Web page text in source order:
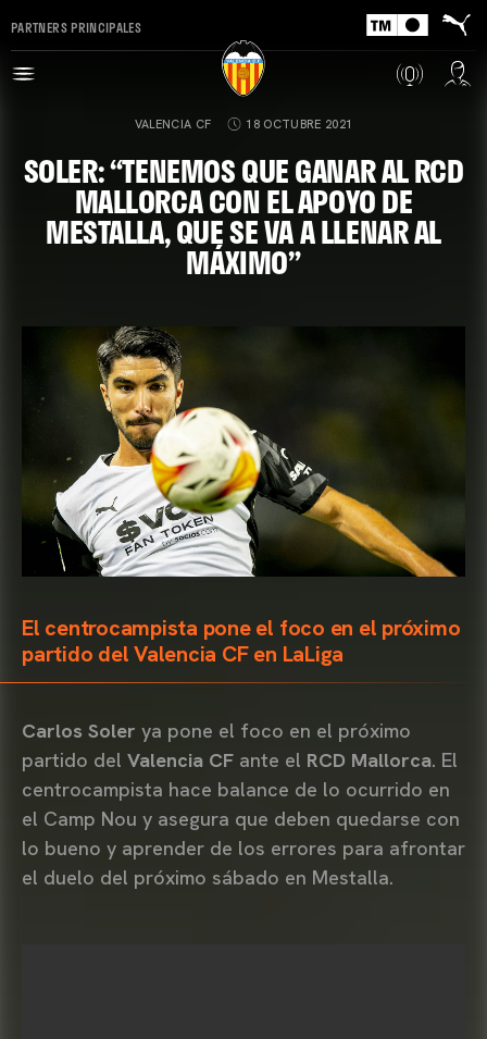
PARTNERS PRINCIPALES
VALENCIA CF 18 OCTUBRE 2021
SOLER: “TENEMOS QUE GANAR AL RCD
MALLORCA CON EL APOYO DE
MESTALLA, QUE SE VA A LLENAR AL
MÁXIMO”
El centrocampista pone el foco en el próximo
partido del Valencia CF en LaLiga
Carlos Soler ya pone el foco en el próximo
partido del Valencia CF ante el RCD Mallorca. El
centrocampista hace balance de lo ocurrido en
el Camp Nou y asegura que deben quedarse con
lo bueno y aprender de los errores para afrontar
el duelo del próximo sábado en Mestalla.